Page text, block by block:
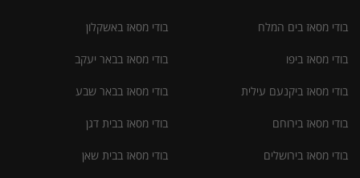
בודי מסאז בים המלח
בודי מסאז ביפו
בודי מסאז ביקנעם עילית
בודי מסאז בירוחם
בודי מסאז בירושלים
בודי מסאז באשקלון
בודי מסאז בבאר יעקב
בודי מסאז בבאר שבע
בודי מסאז בבית דגן
בודי מסאז בבית שאן